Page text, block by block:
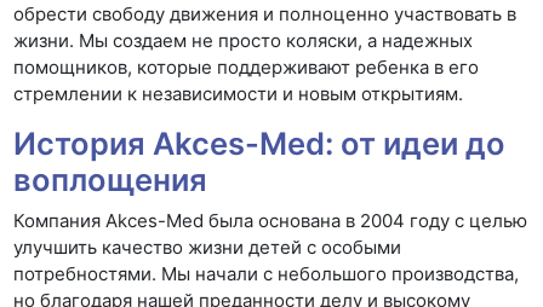
обрести свободу движения и полноценно участвовать в
жизни. Мы создаем не просто коляски, а надежных
помощников, которые поддерживают ребенка в его
стремлении к независимости и новым открытиям.
История Akces-Med: от идеи до
воплощения
Компания Akces-Med была основана в 2004 году с целью
улучшить качество жизни детей с особыми
потребностями. Мы начали с небольшого производства,
но благодаря нашей преданности делу и высокому